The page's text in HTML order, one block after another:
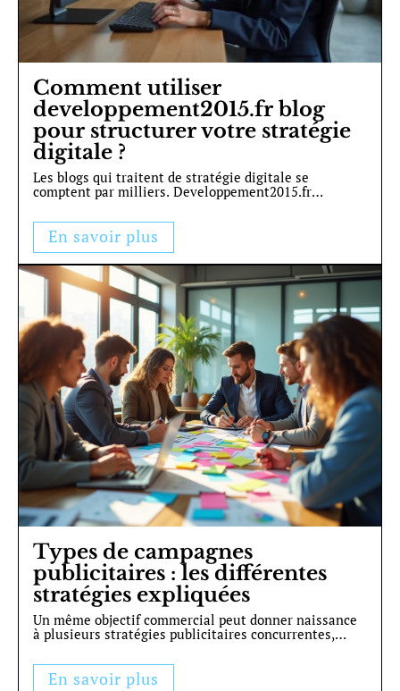
Comment utiliser
developpement2015.fr blog
pour structurer votre stratégie
digitale ?
Les blogs qui traitent de stratégie digitale se
comptent par milliers. Developpement2015.fr…
En savoir plus
Types de campagnes
publicitaires : les différentes
stratégies expliquées
Un même objectif commercial peut donner naissance
à plusieurs stratégies publicitaires concurrentes,…
En savoir plus